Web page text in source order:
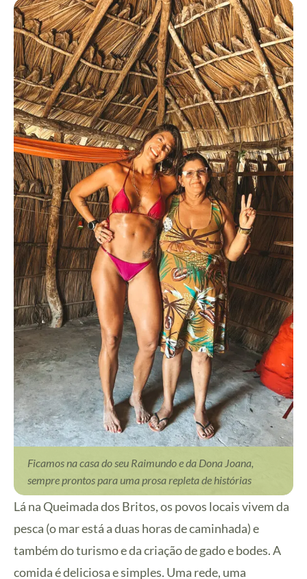
Ficamos na casa do seu Raimundo e da Dona Joana,
sempre prontos para uma prosa repleta de histórias
Lá na Queimada dos Britos, os povos locais vivem da
pesca (o mar está a duas horas de caminhada) e
também do turismo e da criação de gado e bodes. A
comida é deliciosa e simples. Uma rede, uma